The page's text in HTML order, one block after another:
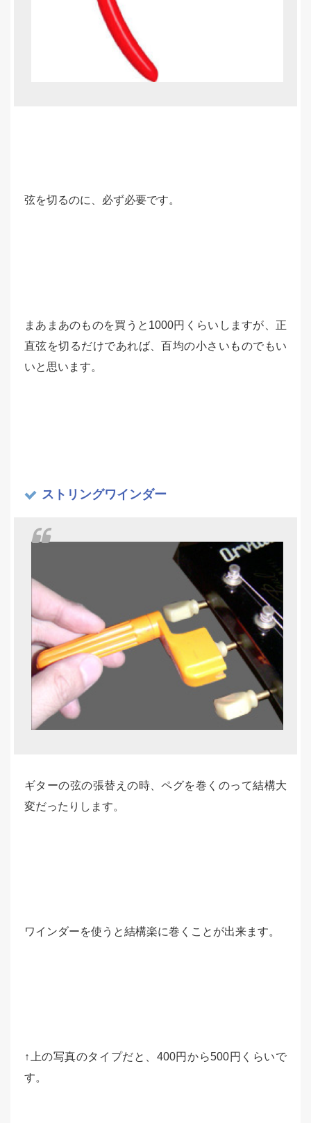
弦を切るのに、必ず必要です。
まあまあのものを買うと1000円くらいしますが、正
直弦を切るだけであれば、百均の小さいものでもい
いと思います。
ストリングワインダー
ギターの弦の張替えの時、ペグを巻くのって結構大
変だったりします。
ワインダーを使うと結構楽に巻くことが出来ます。
↑上の写真のタイプだと、400円から500円くらいで
す。